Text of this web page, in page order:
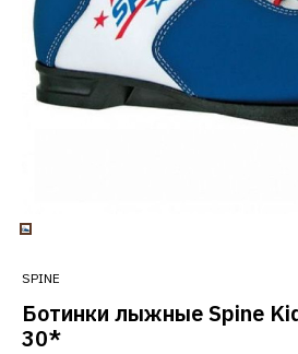
SPINE
Ботинки лыжные Spine
30*